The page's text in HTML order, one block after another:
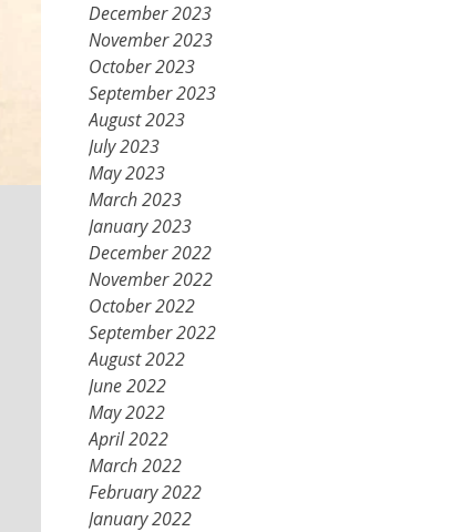
December 2023
November 2023
October 2023
September 2023
August 2023
July 2023
May 2023
March 2023
January 2023
December 2022
November 2022
October 2022
September 2022
August 2022
June 2022
May 2022
April 2022
March 2022
February 2022
January 2022